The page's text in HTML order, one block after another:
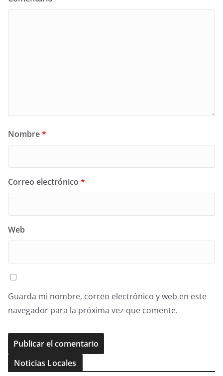
Nombre*
Correo electrónico *
Web
Guarda mi nombre, correo electrónico y web en este
navegador para la próxima vez que comente.
Noticias Locales